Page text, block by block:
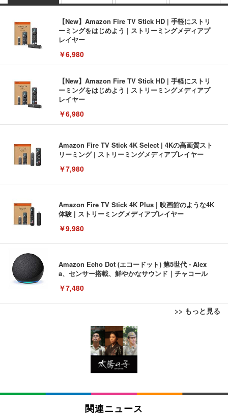
【New】Amazon Fire TV Stick HD | 手軽にストリ
ーミングをはじめよう | ストリーミングメディアプ
レイヤー
￥6,980
【New】Amazon Fire TV Stick HD | 手軽にストリ
ーミングをはじめよう | ストリーミングメディアプ
レイヤー
￥6,980
Amazon Fire TV Stick 4K Select | 4Kの高画質スト
リーミング | ストリーミングメディアプレイヤー
￥7,980
Amazon Fire TV Stick 4K Plus | 映画館のような4K
体験 | ストリーミングメディアプレイヤー
￥9,980
Amazon Echo Dot (エコードット) 第5世代 - Alex
a、センサー搭載、鮮やかなサウンド｜チャコール
￥7,480
>> もっと見る
[EdoErgo] オフィスチェア 椅子 テレワーク 疲れな
い 跳ね上げ式アームレスト コンパクト 約105度ロッ
キング pc 事務椅子 360度回転 座面昇降 強化ナイロ
ン樹脂ベース 通気性メッシュ 在宅ワーク H-WY01
(黒網+黒枠+黒足)
SIHOO B100 オフィスチェア／デスクチェア メッシ
ュチェア 人間工学 疲れない ブラック
EIZO ビジネス向けプレミアムモニター | FlexScan
EV3240X-WT | 31.5型4K UHD・USB Type-C・ホワ
EIZO ビジネス向けプレミアムモニター | FlexScan
Amazonベーシック ペットシーツ 薄型 レギュラー 1
回使い捨て 無香料 ホワイト 300枚
Amazonベーシック ペットシーツ 厚型 ワイド 42枚
x2袋(84枚) ホワイト(吸収面:ライトブルー)
関連ニュース